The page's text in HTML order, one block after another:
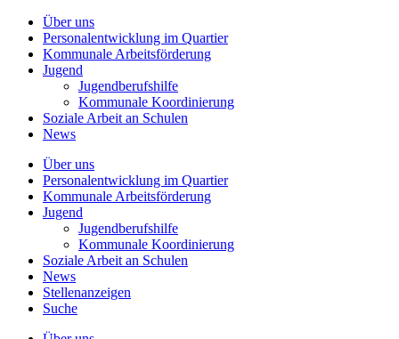
Über uns
Personalentwicklung im Quartier
Kommunale Arbeitsförderung
Jugend
Jugendberufshilfe
Kommunale Koordinierung
Soziale Arbeit an Schulen
News
Über uns
Personalentwicklung im Quartier
Kommunale Arbeitsförderung
Jugend
Jugendberufshilfe
Kommunale Koordinierung
Soziale Arbeit an Schulen
News
Stellenanzeigen
Suche